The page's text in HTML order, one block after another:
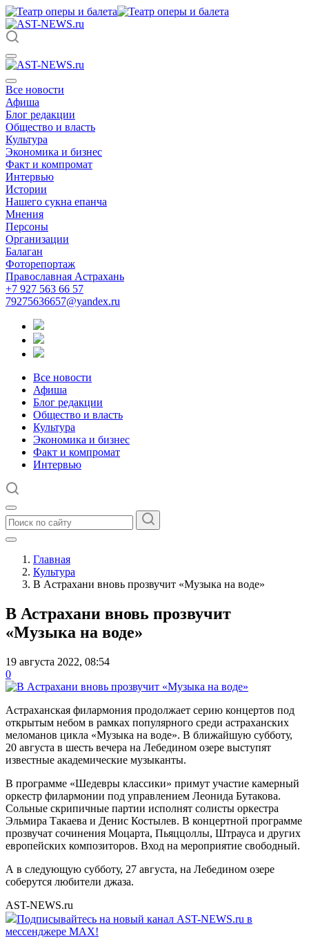
Все новости
Афиша
Блог редакции
Общество и власть
Культура
Экономика и бизнес
Факт и компромат
Интервью
Истории
Нашего сукна епанча
Мнения
Персоны
Организации
Балаган
Фоторепортаж
Православная Астрахань
+7 927 563 66 57
79275636657@yandex.ru
Все новости
Афиша
Блог редакции
Общество и власть
Культура
Экономика и бизнес
Факт и компромат
Интервью
Главная
Культура
В Астрахани вновь прозвучит «Музыка на воде»
В Астрахани вновь прозвучит
«Музыка на воде»
19 августа 2022, 08:54
0
Астраханская филармония продолжает серию концертов под
открытым небом в рамках популярного среди астраханских
меломанов цикла «Музыка на воде». В ближайшую субботу,
20 августа в шесть вечера на Лебедином озере выступят
известные академические музыканты.
В программе «Шедевры классики» примут участие камерный
оркестр филармонии под управлением Леонида Бутакова.
Сольные скрипичные партии исполнят солисты оркестра
Эльмира Такаева и Денис Костылев. В концертной программе
прозвучат сочинения Моцарта, Пьяццоллы, Штрауса и других
европейских композиторов. Вход на мероприятие свободный.
А в следующую субботу, 27 августа, на Лебедином озере
соберутся любители джаза.
AST-NEWS.ru
Подписывайтесь на новый канал AST-NEWS.ru в
мессенджере MAX!